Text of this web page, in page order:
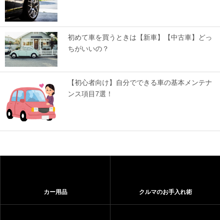
初めて車を買うときは【新車】【中古車】どっ
ちがいいの？
【初心者向け】自分でできる車の基本メンテナ
ンス項目7選！
カー用品 クルマのお手入れ術